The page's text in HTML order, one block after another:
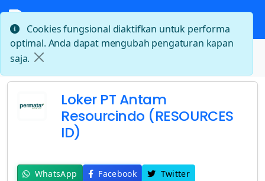
Beranda
Loker PT Antam Resourcindo (RESOURCES ID)
Loker PT Antam
Resourcindo (RESOURCES
ID)
WhatsApp Facebook
Twitter
Cookies fungsional diaktifkan untuk performa
optimal. Anda dapat mengubah pengaturan kapan
saja.